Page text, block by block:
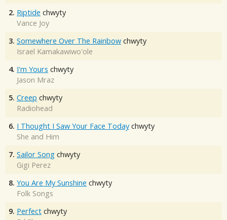
2. Riptide chwyty
Vance Joy
3. Somewhere Over The Rainbow chwyty
Israel Kamakawiwo'ole
4. I'm Yours chwyty
Jason Mraz
5. Creep chwyty
Radiohead
6. I Thought I Saw Your Face Today chwyty
She and Him
7. Sailor Song chwyty
Gigi Perez
8. You Are My Sunshine chwyty
Folk Songs
9. Perfect chwyty